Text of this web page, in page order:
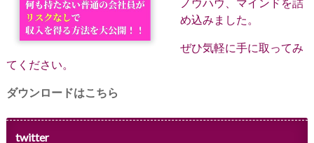
ノウハウ、マインドを詰
め込みました。
ぜひ気軽に手に取ってみ
てください。
ダウンロードはこちら
twitter